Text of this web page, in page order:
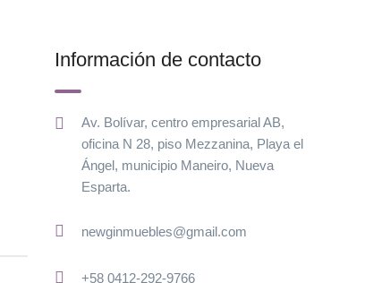
Información de contacto
Av. Bolívar, centro empresarial AB,
oficina N 28, piso Mezzanina, Playa el
Ángel, municipio Maneiro, Nueva
Esparta.
newginmuebles@gmail.com
+58 0412-292-9766